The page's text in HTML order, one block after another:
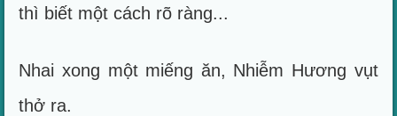
thì biết một cách rõ ràng...
Nhai xong một miếng ăn, Nhiễm Hương vụt
thở ra.